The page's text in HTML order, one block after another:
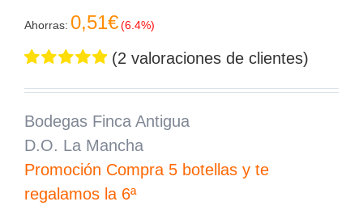
era:
8,00€.
es:
7,49€.
Ahorras: 0,51€(6.4%)
5.00sobre 5
basado en
puntuaciones
de clientes
(2 valoraciones de clientes)
Bodegas Finca Antigua
D.O. La Mancha
Promoción Compra 5 botellas y te
regalamos la 6ª